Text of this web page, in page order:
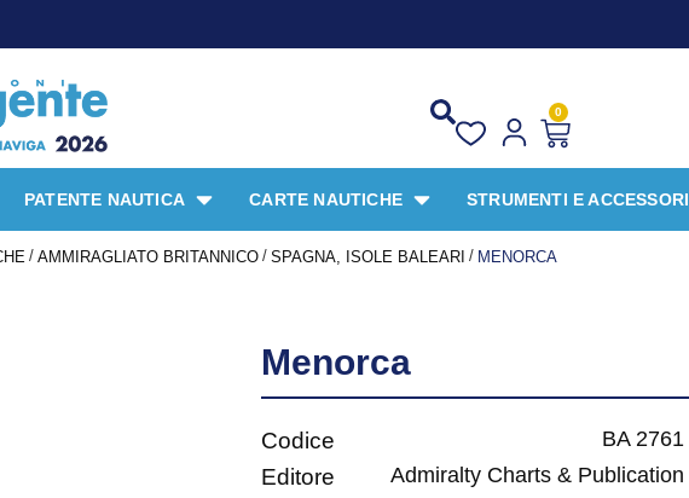
0
PATENTE NAUTICA CARTE NAUTICHE STRUMENTI E ACCESSORI
/ AMMIRAGLIATO BRITANNICO / SPAGNA, ISOLE BALEARI / MENORCA
Menorca
Codice BA 2761
Editore Admiralty Charts & Publication